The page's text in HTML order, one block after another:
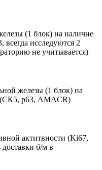
(1 блок) на наличие
исследуются 2
не учитывается)
железы (1 блок) на
(СК5, р63, AMACR)
актитвности (Ki67,
доставки б/м в